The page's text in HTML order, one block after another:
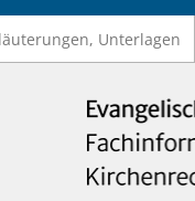
Unterlagen
findet auch:
Sie in unserer Hilfe.